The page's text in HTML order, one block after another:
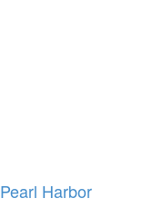
Pearl Harbor